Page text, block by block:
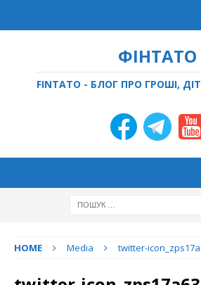
ФІНТАТО
FINTATO - БЛОГ ПРО ГРОШІ,
HOME Media twitter-